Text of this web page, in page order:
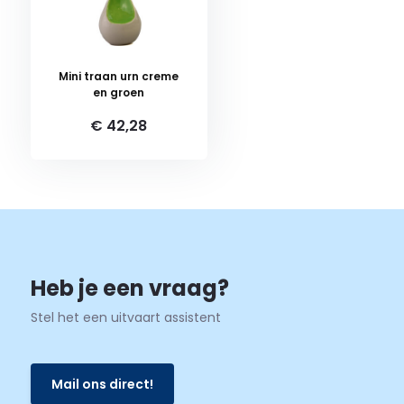
Mini traan urn creme
en groen
€ 42,28
Heb je een vraag?
Stel het een uitvaart assistent
Mail ons direct!